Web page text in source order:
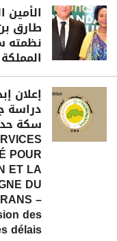
الأمين
طارق
نظمته
إعلان
دراسة
POUR
ET LA
DU
–
des
délais